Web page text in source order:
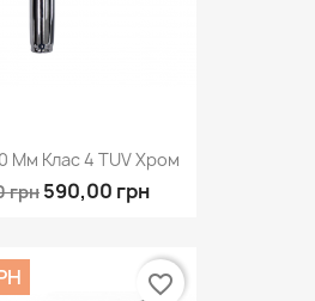
Мм Клас 4 TUV Хром
грн 590,00 грн
favorite_border